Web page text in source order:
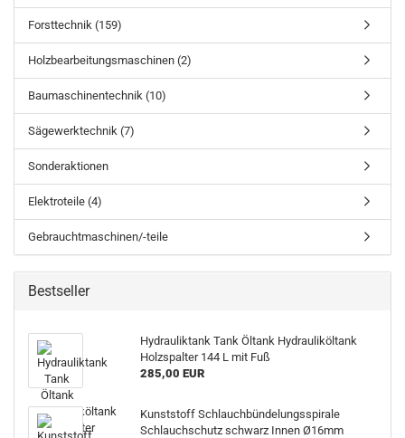
Forsttechnik (159)
Holzbearbeitungsmaschinen (2)
Baumaschinentechnik (10)
Sägewerktechnik (7)
Sonderaktionen
Elektroteile (4)
Gebrauchtmaschinen/-teile
Bestseller
Hydrauliktank Tank Öltank Hydrauliköltank
Holzspalter 144 L mit Fuß
285,00 EUR
Kunststoff Schlauchbündelungsspirale
Schlauchschutz schwarz Innen Ø16mm